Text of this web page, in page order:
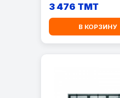
3 476 TMT
В КОРЗИНУ